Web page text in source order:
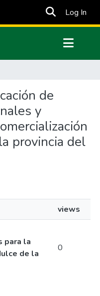
Log In
de
y
provincia del
views
para la
de la
0